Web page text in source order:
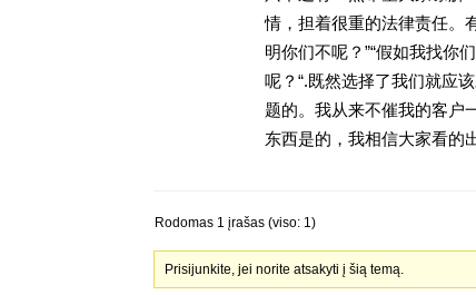
情，担着很重的法律责任。
明你们不呢？”“假如我找你
呢？“.既然选择了我们就应
题的。我从来不催我的客户
东西是的，我相信大家看的
Rodomas 1 įrašas (viso: 1)
Prisijunkite, jei norite atsakyti į šią temą.